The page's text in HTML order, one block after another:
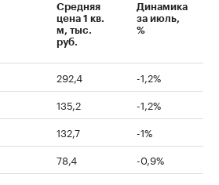
Средняя
цена 1 кв.
м, тыс.
руб.
Динамика
за июль,
%
292,4
-1,2%
135,2
-1,2%
132,7
-1%
78,4
-0,9%